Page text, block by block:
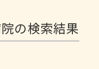
の検索結果